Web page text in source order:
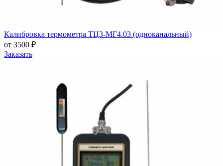
Калибровка термометра ТЦ3-МГ4.03 (одноканальный)
от 3500 ₽
Заказать